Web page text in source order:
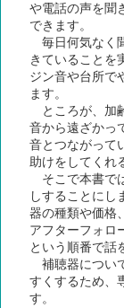
や電話の声を聞
できます。
毎日何気なく
きていることを
ジン音や台所で
ます。
ところが、加
音から遠ざかっ
音とつながって
助けをしてくれ
そこで本書で
しすることにし
器の種類や価格
アフターフォロ
という順番で話
補聴器につい
すくするため、
す。